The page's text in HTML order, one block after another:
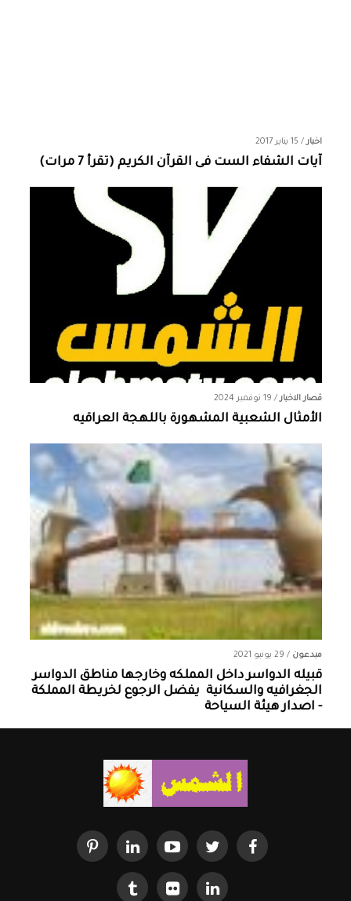
اخبار/ 15 يناير 2017
آيات الشفاء الست فى القرآن الكريم (تقرأ 7 مرات)
قصار الاخبار/ 19 نوفمبر 2024
الأمثال الشعبية المشهورة باللهجة العراقيه
مبدعون / 29 يونيو 2021
قبيله الدواسر داخل المملكه وخارجها ‏مناطق الدواسر
الجغرافيه والسكانية ‏ يفضل الرجوع لخريطة المملكة
- اصدار هيئة السياحة